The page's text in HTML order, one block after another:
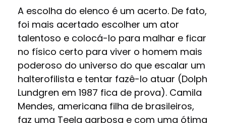
A escolha do elenco é um acerto. De fato,
foi mais acertado escolher um ator
talentoso e colocá-lo para malhar e ficar
no físico certo para viver o homem mais
poderoso do universo do que escalar um
halterofilista e tentar fazê-lo atuar (Dolph
Lundgren em 1987 fica de prova). Camila
Mendes, americana filha de brasileiros,
faz uma Teela garbosa e com uma ótima